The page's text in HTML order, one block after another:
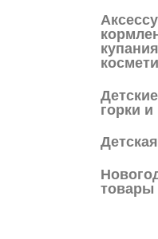
горки
товары